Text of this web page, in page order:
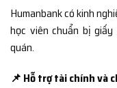
Humanbank có kinh
học viên chuẩn bị
quán.
📌 Hỗ trợ tài chính và